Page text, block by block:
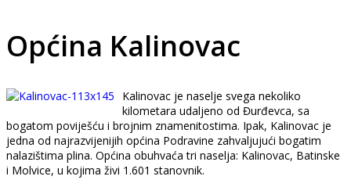
Općina Kalinovac
Kalinovac je naselje svega nekoliko
kilometara udaljeno od Đurđevca, sa
bogatom poviješću i brojnim znamenitostima. Ipak, Kalinovac je
jedna od najrazvijenijih općina Podravine zahvaljujući bogatim
nalazištima plina. Općina obuhvaća tri naselja: Kalinovac, Batinske
i Molvice, u kojima živi 1.601 stanovnik.